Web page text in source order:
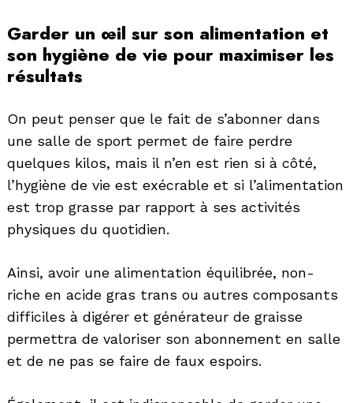
Garder un œil sur son alimentation et
son hygiène de vie pour maximiser les
résultats
On peut penser que le fait de s’abonner dans
une salle de sport permet de faire perdre
quelques kilos, mais il n’en est rien si à côté,
l’hygiène de vie est exécrable et si l’alimentation
est trop grasse par rapport à ses activités
physiques du quotidien.
Ainsi, avoir une alimentation équilibrée, non-
riche en acide gras trans ou autres composants
difficiles à digérer et générateur de graisse
permettra de valoriser son abonnement en salle
et de ne pas se faire de faux espoirs.